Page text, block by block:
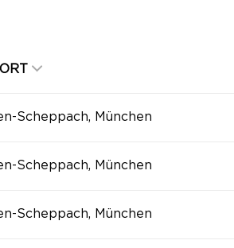
Scheppach, München
Scheppach, München
Scheppach, München